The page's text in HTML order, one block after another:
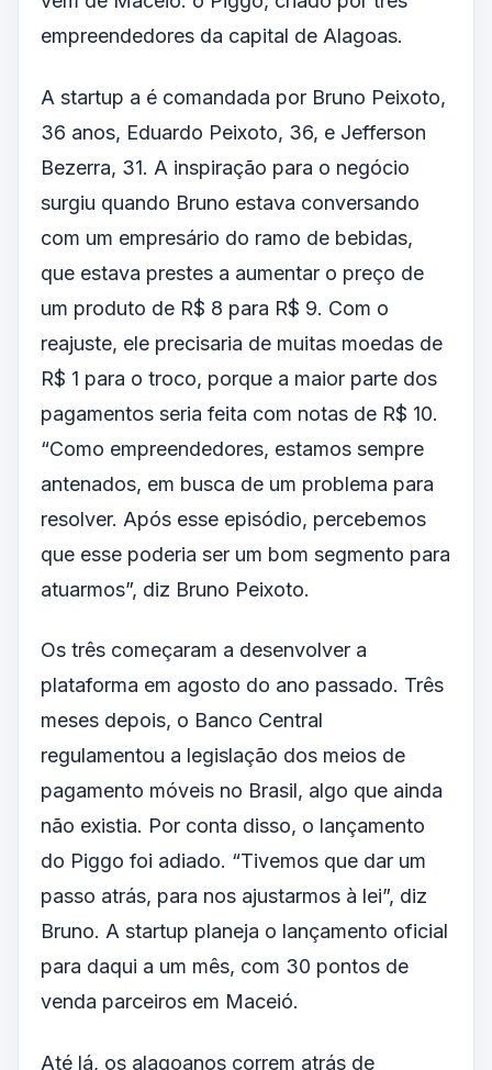
empreendedores da capital de Alagoas.
A startup a é comandada por Bruno Peixoto,
36 anos, Eduardo Peixoto, 36, e Jefferson
Bezerra, 31. A inspiração para o negócio
surgiu quando Bruno estava conversando
com um empresário do ramo de bebidas,
que estava prestes a aumentar o preço de
um produto de R$ 8 para R$ 9. Com o
reajuste, ele precisaria de muitas moedas de
R$ 1 para o troco, porque a maior parte dos
pagamentos seria feita com notas de R$ 10.
“Como empreendedores, estamos sempre
antenados, em busca de um problema para
resolver. Após esse episódio, percebemos
que esse poderia ser um bom segmento para
atuarmos”, diz Bruno Peixoto.
Os três começaram a desenvolver a
plataforma em agosto do ano passado. Três
meses depois, o Banco Central
regulamentou a legislação dos meios de
pagamento móveis no Brasil, algo que ainda
não existia. Por conta disso, o lançamento
do Piggo foi adiado. “Tivemos que dar um
passo atrás, para nos ajustarmos à lei”, diz
Bruno. A startup planeja o lançamento oficial
para daqui a um mês, com 30 pontos de
venda parceiros em Maceió.
Até lá, os alagoanos correm atrás de